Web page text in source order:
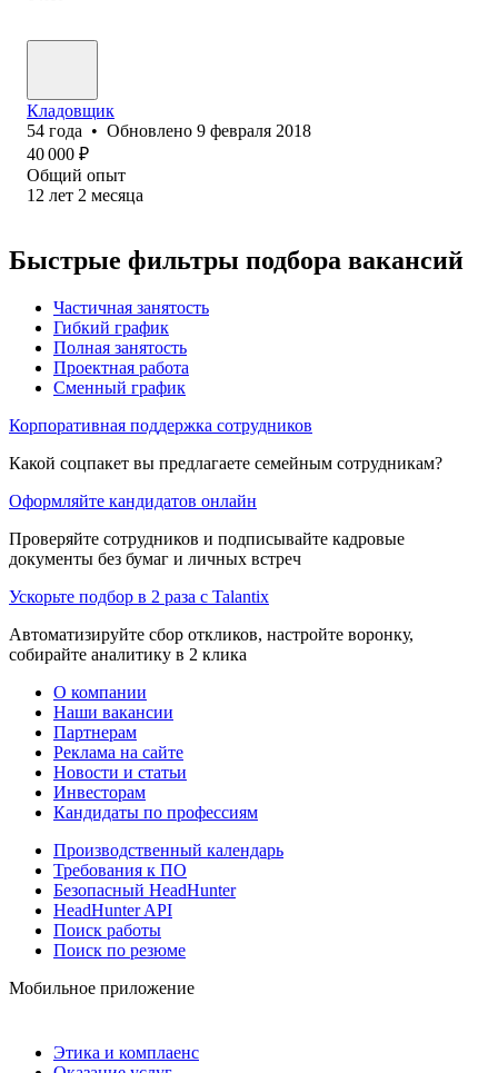
Кладовщик
54 года • Обновлено 9 февраля 2018
40 000 ₽
Общий опыт
12 лет 2 месяца
Быстрые фильтры подбора вакансий
Частичная занятость
Гибкий график
Полная занятость
Проектная работа
Сменный график
Корпоративная поддержка сотрудников
Какой соцпакет вы предлагаете семейным сотрудникам?
Оформляйте кандидатов онлайн
Проверяйте сотрудников и подписывайте кадровые
документы без бумаг и личных встреч
Ускорьте подбор в 2 раза с Talantix
Автоматизируйте сбор откликов, настройте воронку,
собирайте аналитику в 2 клика
О компании
Наши вакансии
Партнерам
Реклама на сайте
Новости и статьи
Инвесторам
Кандидаты по профессиям
Производственный календарь
Требования к ПО
Безопасный HeadHunter
HeadHunter API
Поиск работы
Поиск по резюме
Мобильное приложение
Этика и комплаенс